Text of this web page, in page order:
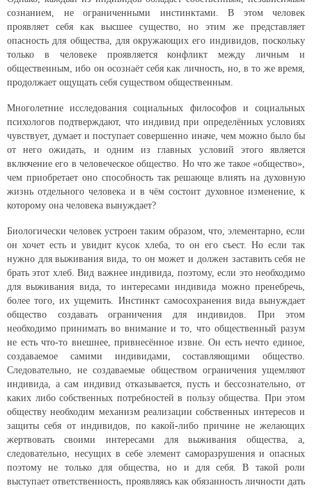
сознанием, не ограниченными инстинктами. В этом человек
проявляет себя как высшее существо, но этим же представляет
опасность для общества, для окружающих его индивидов, поскольку
только в человеке проявляется конфликт между личным и
общественным, ибо он осознаёт себя как личность, но, в то же время,
продолжает ощущать себя существом общественным.
Многолетние исследования социальных философов и социальных
психологов подтверждают, что индивид при определённых условиях
чувствует, думает и поступает совершенно иначе, чем можно было бы
от него ожидать, и одним из главных условий этого является
включение его в человеческое общество. Но что же такое «общество»,
чем приобретает оно способность так решающе влиять на духовную
жизнь отдельного человека и в чём состоит духовное изменение, к
которому она человека вынуждает?
Биологически человек устроен таким образом, что, элементарно, если
он хочет есть и увидит кусок хлеба, то он его съест. Но если так
нужно для выживания вида, то он может и должен заставить себя не
брать этот хлеб. Вид важнее индивида, поэтому, если это необходимо
для выживания вида, то интересами индивида можно пренебречь,
более того, их ущемить. Инстинкт самосохранения вида вынуждает
общество создавать ограничения для индивидов. При этом
необходимо принимать во внимание и то, что общественный разум
не есть что-то внешнее, привнесённое извне. Он есть нечто единое,
создаваемое самими индивидами, составляющими общество.
Следовательно, не создаваемые обществом ограничения ущемляют
индивида, а сам индивид отказывается, пусть и бессознательно, от
каких либо собственных потребностей в пользу общества. При этом
обществу необходим механизм реализации собственных интересов и
защиты себя от индивидов, по какой-либо причине не желающих
жертвовать своими интересами для выживания общества, а,
следовательно, несущих в себе элемент саморазрушения и опасных
поэтому не только для общества, но и для себя. В такой роли
выступает ответственность, проявляясь как обязанность личности дать